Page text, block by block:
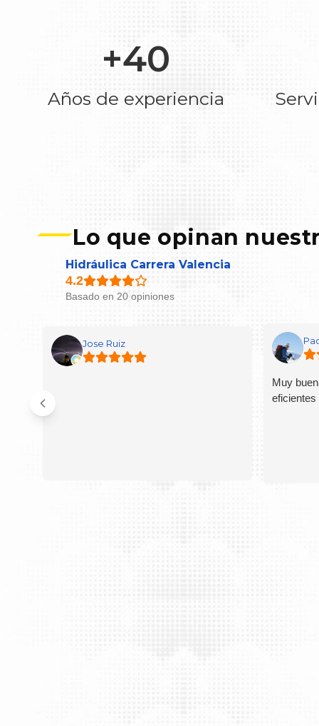
+40
Años de experiencia
Lo que opinan
Hidráulica Carrera Valencia
Basado en 20 opiniones
Jose Ruiz
Muy
eficientes